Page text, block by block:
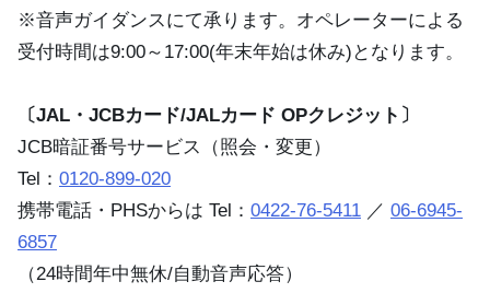
※音声ガイダンスにて承ります。オペレーターによる
受付時間は9:00～17:00(年末年始は休み)となります。
〔JAL・JCBカード/JALカード OPクレジット〕
JCB暗証番号サービス（照会・変更）
Tel： 0120-899-020
携帯電話・PHSからは Tel： 0422-76-5411 ／ 06-6945-
6857
（24時間年中無休/自動音声応答）